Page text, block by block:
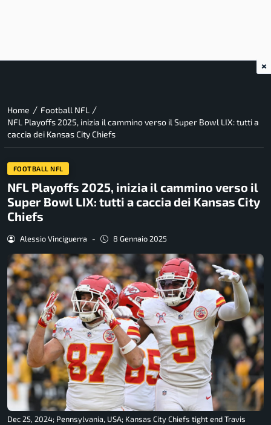
Home / Football NFL /
NFL Playoffs 2025, inizia il cammino verso il Super Bowl LIX: tutti a
caccia dei Kansas City Chiefs
FOOTBALL NFL
NFL Playoffs 2025, inizia il cammino verso il
Super Bowl LIX: tutti a caccia dei Kansas City
Chiefs
Alessio Vinciguerra - 8 Gennaio 2025
Dec 25, 2024; Pennsylvania, USA; Kansas City Chiefs tight end Travis
×